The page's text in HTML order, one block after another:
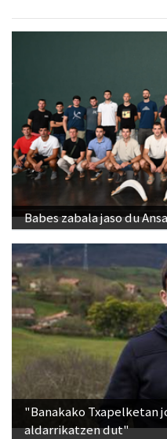
Babes zabala jaso du
"Banakako Txapelketan
aldarrikatzen dut"